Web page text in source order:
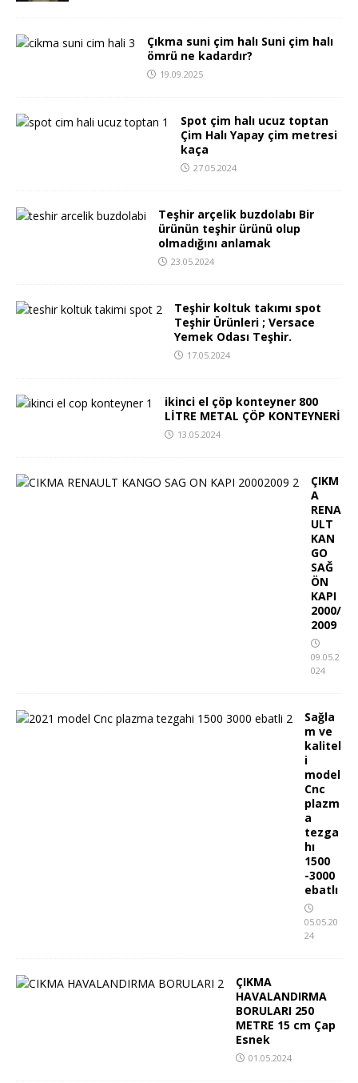
Çıkma suni çim halı Suni çim halı
ömrü ne kadardır?
19.09.2025
Spot çim halı ucuz toptan
Çim Halı Yapay çim metresi
kaça
27.05.2024
Teşhir arçelik buzdolabı Bir
ürünün teşhir ürünü olup
olmadığını anlamak
23.05.2024
Teşhir koltuk takımı spot
Teşhir Ürünleri ; Versace
Yemek Odası Teşhir.
17.05.2024
ikinci el çöp konteyner 800
LİTRE METAL ÇÖP KONTEYNERİ
13.05.2024
ÇIKM
A
RENA
ULT
KAN
GO
SAĞ
ÖN
KAPI
2000/
2009
09.05.2
024
Sağla
m ve
kalitel
i
model
Cnc
plazm
a
tezga
hı
1500
-3000
ebatlı
05.05.20
24
ÇIKMA
HAVALANDIRMA
BORULARI 250
METRE 15 cm Çap
Esnek
01.05.2024